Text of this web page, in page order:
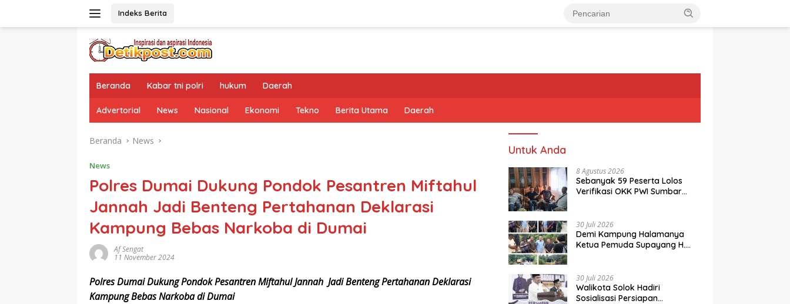
Indeks Berita
Beranda Kabar tni polri hukum Daerah
Advertorial News Nasional Ekonomi Tekno Berita Utama Daerah
Beranda News
News
Polres Dumai Dukung Pondok Pesantren Miftahul
Jannah Jadi Benteng Pertahanan Deklarasi
Kampung Bebas Narkoba di Dumai
Af Sengat
11 November 2024
Polres Dumai Dukung Pondok Pesantren Miftahul Jannah Jadi Benteng Pertahanan Deklarasi
Kampung Bebas Narkoba di Dumai
Untuk Anda
8 Agustus 2026
Sebanyak 59 Peserta Lolos
Verifikasi OKK PWI Sumbar
30 Juli 2026
Demi Kampung Halamanya
Ketua Pemuda Supayang H.
Simpang Tabek Menuju
Supayang
30 Juli 2026
Walikota Solok Hadiri
Sosialisasi Persiapan